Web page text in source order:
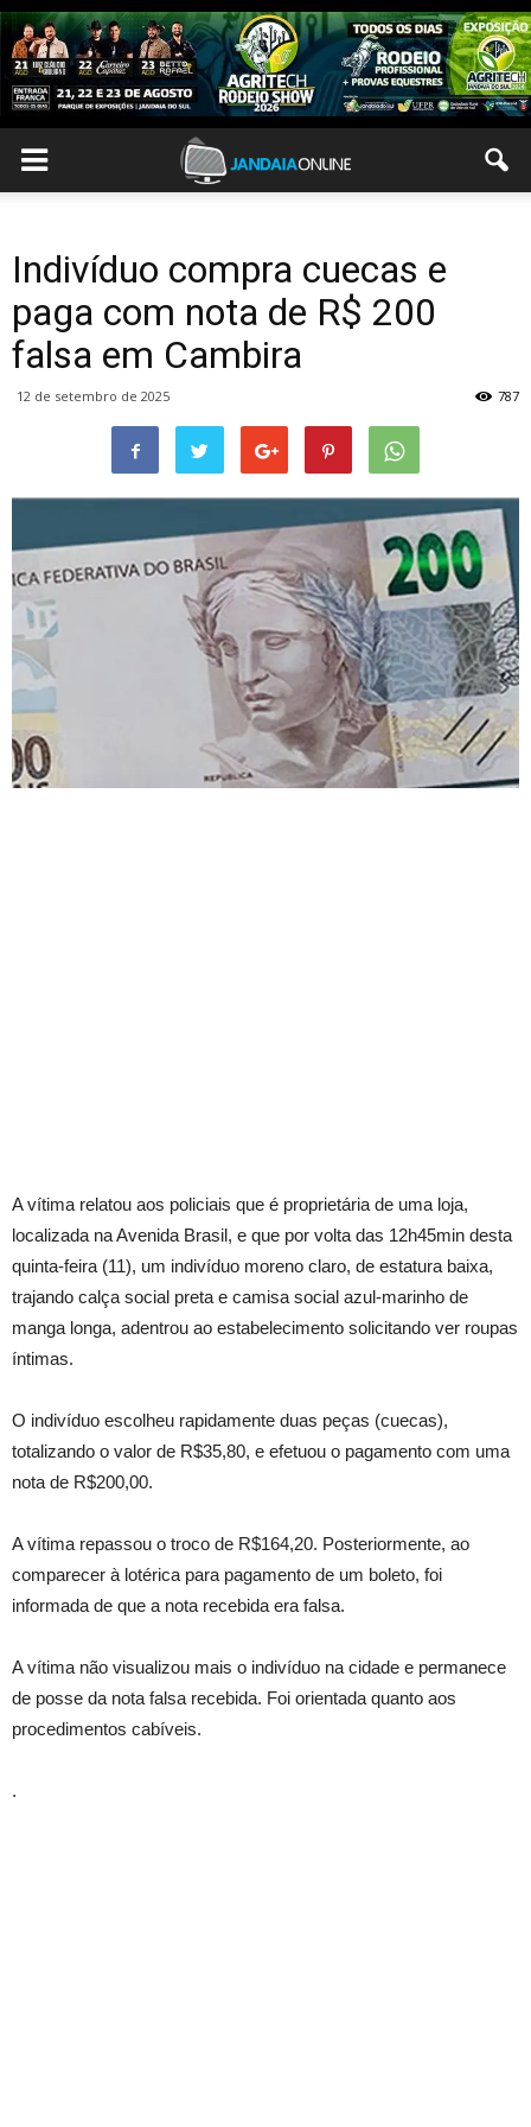
Indivíduo compra cuecas e
paga com nota de R$ 200
falsa em Cambira
12 de setembro de 2025 787
A vítima relatou aos policiais que é proprietária de uma loja,
localizada na Avenida Brasil, e que por volta das 12h45min desta
quinta-feira (11), um indivíduo moreno claro, de estatura baixa,
trajando calça social preta e camisa social azul-marinho de
manga longa, adentrou ao estabelecimento solicitando ver roupas
íntimas.
O indivíduo escolheu rapidamente duas peças (cuecas),
totalizando o valor de R$35,80, e efetuou o pagamento com uma
nota de R$200,00.
A vítima repassou o troco de R$164,20. Posteriormente, ao
comparecer à lotérica para pagamento de um boleto, foi
informada de que a nota recebida era falsa.
A vítima não visualizou mais o indivíduo na cidade e permanece
de posse da nota falsa recebida. Foi orientada quanto aos
procedimentos cabíveis.
.